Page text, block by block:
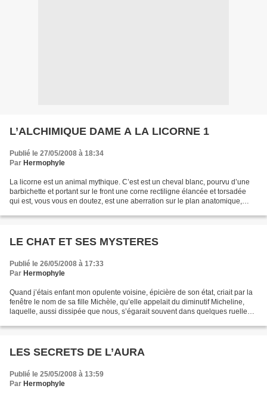
L’ALCHIMIQUE DAME A LA LICORNE 1
Publié le 27/05/2008 à 18:34
Par Hermophyle
La licorne est un animal mythique. C’est est un cheval blanc, pourvu d’une
barbichette et portant sur le front une corne rectiligne élancée et torsadée
qui est, vous vous en doutez, est une aberration sur le plan anatomique,
LE CHAT ET SES MYSTERES
Publié le 26/05/2008 à 17:33
Par Hermophyle
Quand j’étais enfant mon opulente voisine, épicière de son état, criait par la
fenêtre le nom de sa fille Michèle, qu’elle appelait du diminutif Micheline,
laquelle, aussi dissipée que nous, s’égarait souvent dans quelques ruelles
LES SECRETS DE L’AURA
Publié le 25/05/2008 à 13:59
Par Hermophyle